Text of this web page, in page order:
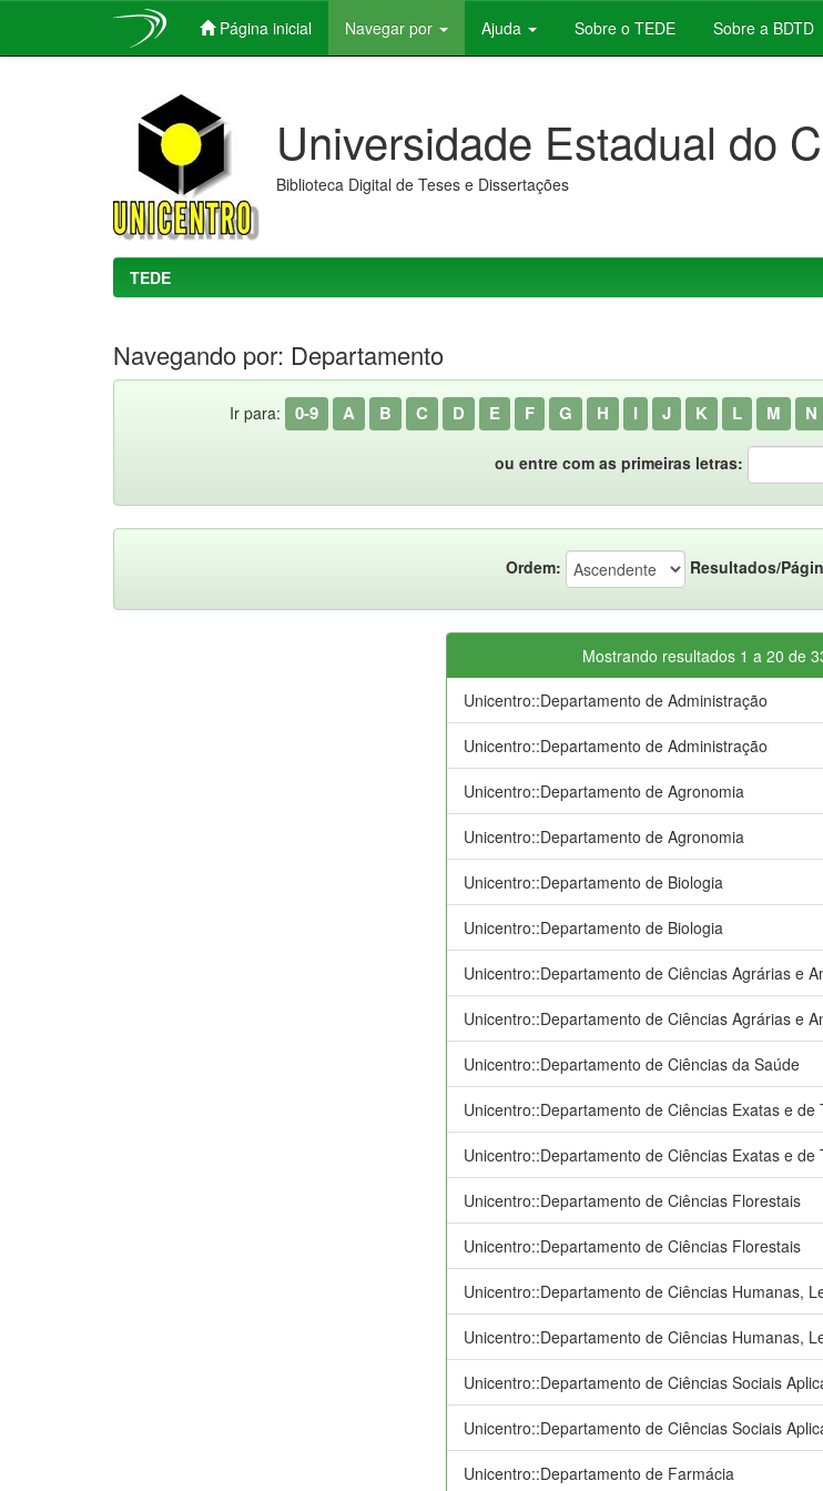
Página inicial Navegar por Ajuda Sobre o TEDE Sobre a BDTD
Universidade Estadual do
Biblioteca Digital de Teses e Dissertações
TEDE
Navegando por: Departamento
Ir para: 0-9 A B C D E F G H I J K L M N
ou entre com as primeiras letras:
Ordem: Resultados/
Mostrando resultados 1 a 20 de
Unicentro::Departamento de Administração
Unicentro::Departamento de Administração
Unicentro::Departamento de Agronomia
Unicentro::Departamento de Agronomia
Unicentro::Departamento de Biologia
Unicentro::Departamento de Biologia
Unicentro::Departamento de Ciências Agrárias e
Unicentro::Departamento de Ciências Agrárias e
Unicentro::Departamento de Ciências da Saúde
Unicentro::Departamento de Ciências Exatas e de
Unicentro::Departamento de Ciências Exatas e de
Unicentro::Departamento de Ciências Florestais
Unicentro::Departamento de Ciências Florestais
Unicentro::Departamento de Ciências Humanas,
Unicentro::Departamento de Ciências Humanas,
Unicentro::Departamento de Ciências Sociais
Unicentro::Departamento de Ciências Sociais
Unicentro::Departamento de Farmácia